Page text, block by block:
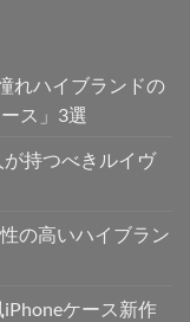
れハイブランドの
ス」3選
が持つべきルイヴ
の高いハイブラン
ケース新作